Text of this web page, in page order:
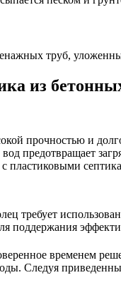
труб,
из
прочностью и
предотвращает
пластиковыми
требует
поддержания
временем
Следуя